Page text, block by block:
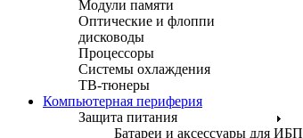
Модули памяти
Оптические и флоппи
дисководы
Процессоры
Системы охлаждения
ТВ-тюнеры
Компьютерная периферия
Защита питания
Батареи и аксессуары для ИБП